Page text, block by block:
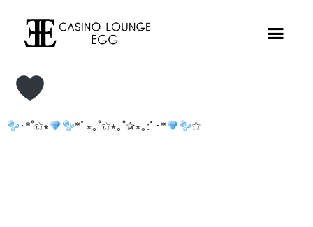
･*˚✩∗ *ﾟ⋆｡˚✩⋆｡˚✰⋆｡:ﾟ･* ✩